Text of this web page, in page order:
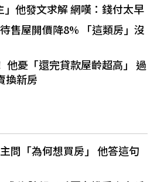
」他發文求解 網嘆：錢付太早
售屋開價降8% 「這類房」沒
他憂「還完貸款屋齡超高」 過
換新房
問「為何想買房」 他答這句